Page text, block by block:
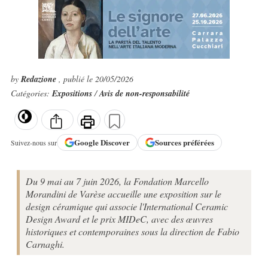
byRedazione , publié le 20/05/2026
Catégories:Expositions/Avis de non-responsabilité
Suivez-nous sur GoogleDiscover Sources préférées
Du 9 mai au 7 juin 2026, la Fondation Marcello
Morandini de Varèse accueille une exposition sur le
design céramique qui associe l'International Ceramic
Design Award et le prix MIDeC, avec des œuvres
historiques et contemporaines sous la direction de Fabio
Carnaghi.